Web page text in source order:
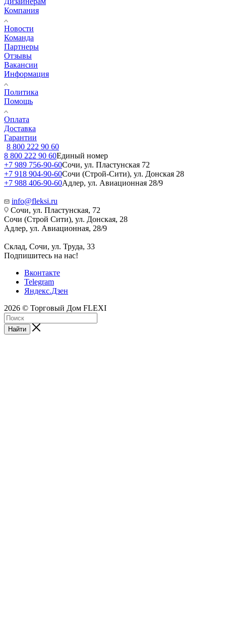
Компания
Новости
Команда
Партнеры
Отзывы
Вакансии
Информация
Политика
Помощь
Оплата
Доставка
Гарантии
8 800 222 90 60
8 800 222 90 60Единый номер
+7 989 756-90-60Сочи, ул. Пластунская 72
+7 918 904-90-60Сочи (Строй-Сити), ул. Донская 28
+7 988 406-90-60Адлер, ул. Авиационная 28/9
info@fleksi.ru
Сочи, ул. Пластунская, 72
Сочи (Строй Сити), ул. Донская, 28
Адлер, ул. Авиационная, 28/9
Склад, Сочи, ул. Труда, 33
Подпишитесь на нас!
Вконтакте
Telegram
Яндекс.Дзен
2026 © Торговый Дом FLEXI
Найти